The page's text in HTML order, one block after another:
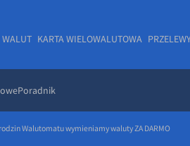
WALUT KARTA WIELOWALUTOWA
Poradnik
Walutomatu wymieniamy waluty ZA DARMO